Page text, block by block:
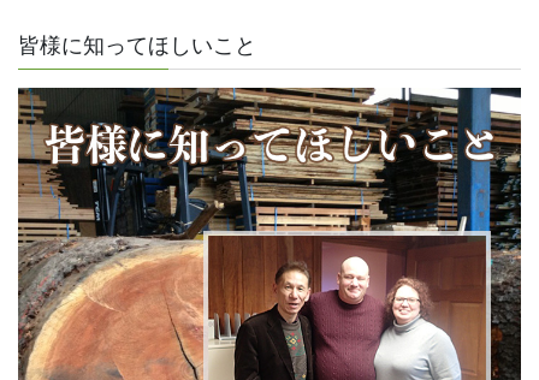
皆様に知ってほしいこと